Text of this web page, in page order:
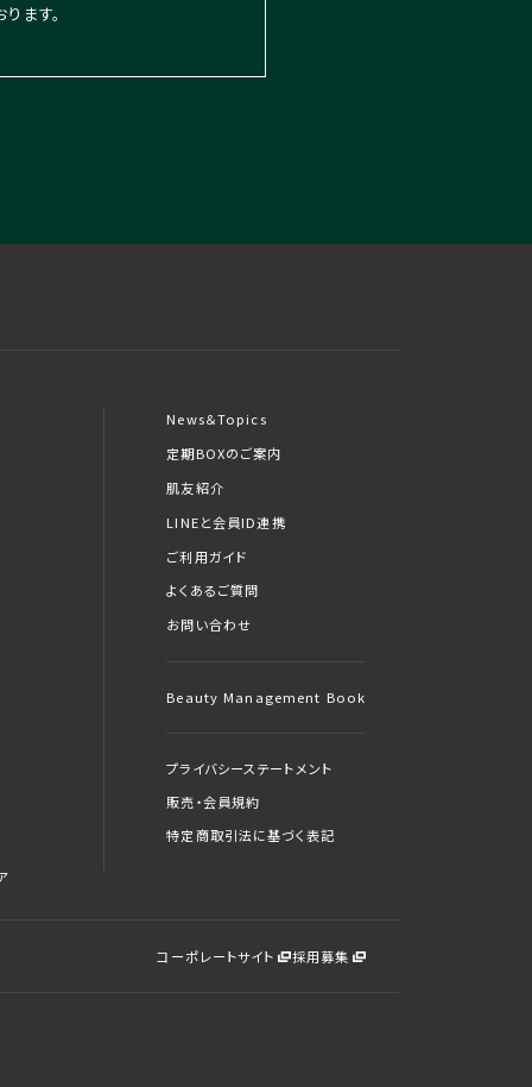
ます。
News＆Topics
定期BOXのご案内
肌友紹介
LINEと会員ID連携
ご利用ガイド
よくあるご質問
お問い合わせ
Beauty Management Book
プライバシーステートメント
販売・会員規約
特定商取引法に基づく表記
コーポレートサイト 採用募集